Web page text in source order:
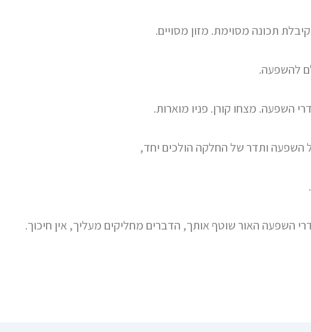
תכונה מסוימת. מזון מסויים.
להשפעה.
השפעה. מצחו קורן. פניו מוארות.
השפעה ותדר של החלקה הולכים יחד,
השפעה האור שוטף אותך, הדברים מחליקים מעליך, אין חיכוך.